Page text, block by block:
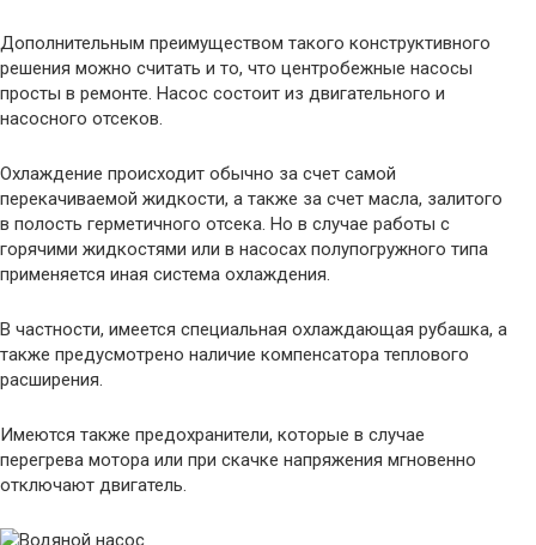
Дополнительным преимуществом такого конструктивного
решения можно считать и то, что центробежные насосы
просты в ремонте. Насос состоит из двигательного и
насосного отсеков.
Охлаждение происходит обычно за счет самой
перекачиваемой жидкости, а также за счет масла, залитого
в полость герметичного отсека. Но в случае работы с
горячими жидкостями или в насосах полупогружного типа
применяется иная система охлаждения.
В частности, имеется специальная охлаждающая рубашка, а
также предусмотрено наличие компенсатора теплового
расширения.
Имеются также предохранители, которые в случае
перегрева мотора или при скачке напряжения мгновенно
отключают двигатель.